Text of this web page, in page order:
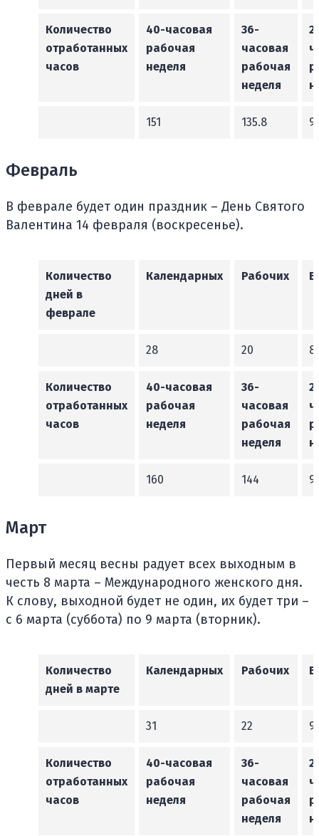
Количество
отработанных
часов
40-часовая
рабочая
неделя
36-
часовая
рабочая
неделя
151 135.8
Февраль
В феврале будет один праздник – День Святого
Валентина 14 февраля (воскресенье).
Количество
дней в
феврале
Календарных Рабочих
28 20 8
Количество
отработанных
часов
40-часовая
рабочая
неделя
36-
часовая
рабочая
неделя
160 144
Март
Первый месяц весны радует всех выходным в
честь 8 марта – Международного женского дня.
К слову, выходной будет не один, их будет три –
с 6 марта (суббота) по 9 марта (вторник).
Количество
дней в марте
Календарных Рабочих
31 22 9
Количество
отработанных
часов
40-часовая
рабочая
неделя
36-
часовая
рабочая
неделя